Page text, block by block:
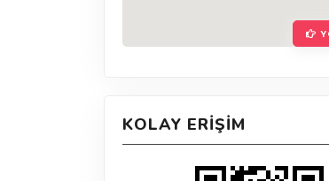
KOLAY ERIŞIM